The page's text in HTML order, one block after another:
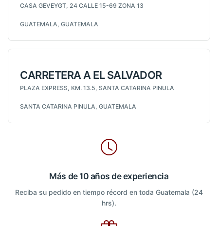
CASA GEVEYGT, 24 CALLE 15-69 ZONA 13
GUATEMALA, GUATEMALA
CARRETERA A EL SALVADOR
PLAZA EXPRESS, KM. 13.5, SANTA CATARINA PINULA
SANTA CATARINA PINULA, GUATEMALA
Más de 10 años de experiencia
Reciba su pedido en tiempo récord en toda Guatemala (24
hrs).